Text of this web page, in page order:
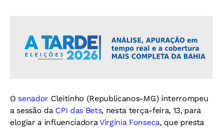
O senador Cleitinho (Republicanos-MG) interrompeu
a sessão da CPI das Bets, nesta terça-feira, 13, para
elogiar a influenciadoraVirgínia Fonseca, que presta